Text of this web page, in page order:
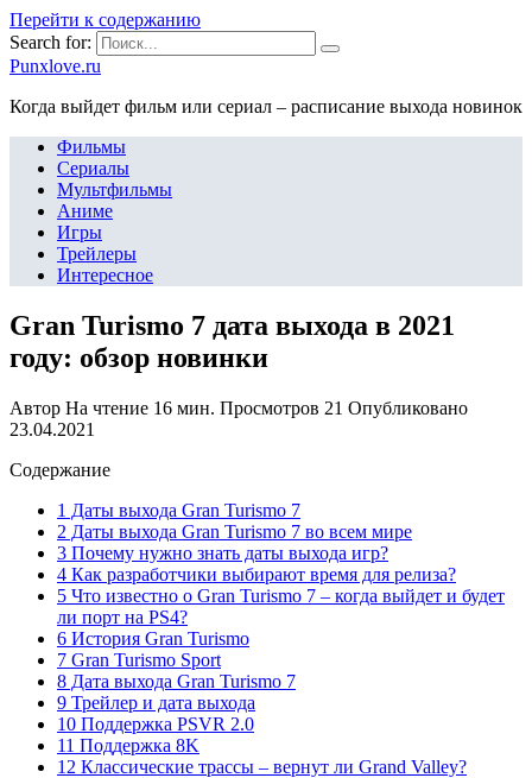
Перейти к содержанию
Search for:
Punxlove.ru
Когда выйдет фильм или сериал – расписание выхода новинок
Фильмы
Сериалы
Мультфильмы
Аниме
Игры
Трейлеры
Интересное
Gran Turismo 7 дата выхода в 2021
году: обзор новинки
Автор На чтение 16 мин. Просмотров 21 Опубликовано
23.04.2021
Содержание
1 Даты выхода Gran Turismo 7
2 Даты выхода Gran Turismo 7 во всем мире
3 Почему нужно знать даты выхода игр?
4 Как разработчики выбирают время для релиза?
5 Что известно о Gran Turismo 7 – когда выйдет и будет
ли порт на PS4?
6 История Gran Turismo
7 Gran Turismo Sport
8 Дата выхода Gran Turismo 7
9 Трейлер и дата выхода
10 Поддержка PSVR 2.0
11 Поддержка 8K
12 Классические трассы – вернут ли Grand Valley?